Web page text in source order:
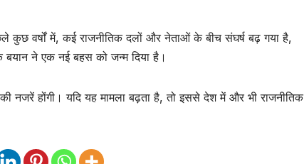
कुछ वर्षों में, कई राजनीतिक दलों और नेताओं के बीच संघर्ष बढ़ गया है,
ने एक नई बहस को जन्म दिया है।
नजरें होंगी। यदि यह मामला बढ़ता है, तो इससे देश में और भी राजनीतिक